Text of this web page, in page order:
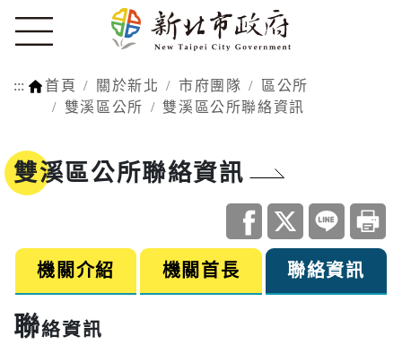
::: 首頁 關於新北 市府團隊
區公所
雙溪區公所
雙溪區公所聯絡資訊
雙溪區公所聯絡資訊
機關介紹 機關首長 聯絡資訊
聯絡資訊